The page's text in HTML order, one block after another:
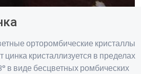
орторомбические кристаллы
кристаллизуется в пределах
в виде бесцветных ромбических